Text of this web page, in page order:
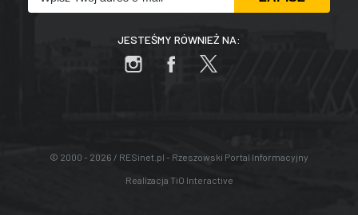
JESTEŚMY RÓWNIEŻ NA:
© 2000 - 2026 / RESinet.pl - Rzeszowski Portal Informacyjny
Realizacja TiO Interactive